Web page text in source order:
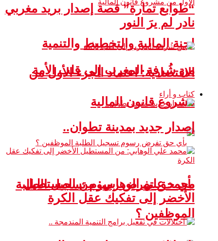
لجنة المالية والتخطيط والتنمية
الاقتصادية: اعتماد الجزء الأول من
مشروع قانون المالية
بأي حق تفرض رسوم تسجيل الطلبة
الموظفين ؟
“طوابع تمارة” قصة إصدار بريد مغربي
نادر لم يرَ النور
من شُرفة المغرب إلى قلب الأمة
كتاب و أراء
إصدار جديد بمدينة تطوان..
محمد علي الوهابي: من المستطيل
الأخضر إلى تفكيك عقل الكرة